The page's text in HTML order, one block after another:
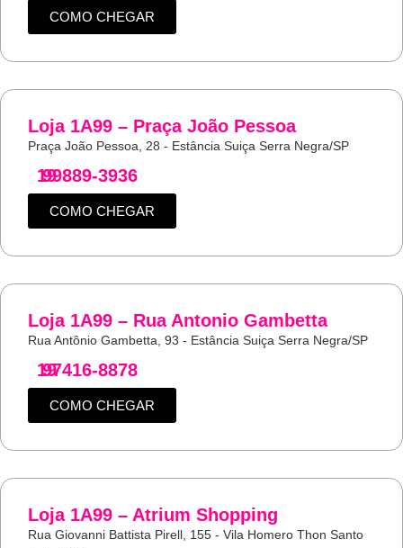
COMO CHEGAR
Loja 1A99 – Praça João Pessoa
Praça João Pessoa, 28 - Estância Suiça Serra Negra/SP
19
99889-3936
COMO CHEGAR
Loja 1A99 – Rua Antonio Gambetta
Rua Antônio Gambetta, 93 - Estância Suiça Serra Negra/SP
19
97416-8878
COMO CHEGAR
Loja 1A99 – Atrium Shopping
Rua Giovanni Battista Pirell, 155 - Vila Homero Thon Santo